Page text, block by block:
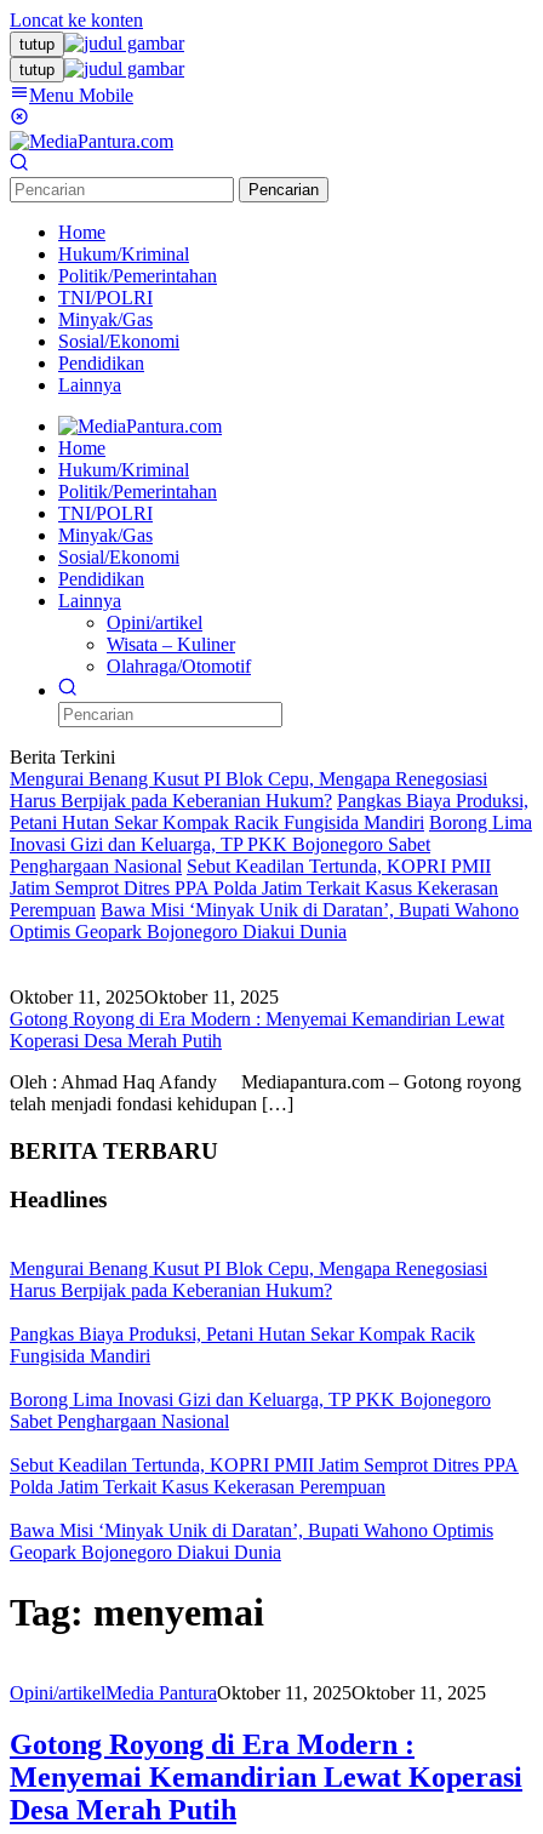
Loncat ke konten
tutup
tutup
Menu Mobile
Pencarian
Home
Hukum/Kriminal
Politik/Pemerintahan
TNI/POLRI
Minyak/Gas
Sosial/Ekonomi
Pendidikan
Lainnya
Home
Hukum/Kriminal
Politik/Pemerintahan
TNI/POLRI
Minyak/Gas
Sosial/Ekonomi
Pendidikan
Lainnya
Opini/artikel
Wisata – Kuliner
Olahraga/Otomotif
Berita Terkini
Mengurai Benang Kusut PI Blok Cepu, Mengapa Renegosiasi
Harus Berpijak pada Keberanian Hukum? Pangkas Biaya Produksi,
Petani Hutan Sekar Kompak Racik Fungisida Mandiri Borong Lima
Inovasi Gizi dan Keluarga, TP PKK Bojonegoro Sabet
Penghargaan Nasional Sebut Keadilan Tertunda, KOPRI PMII
Jatim Semprot Ditres PPA Polda Jatim Terkait Kasus Kekerasan
Perempuan Bawa Misi ‘Minyak Unik di Daratan’, Bupati Wahono
Optimis Geopark Bojonegoro Diakui Dunia
Oktober 11, 2025Oktober 11, 2025
Gotong Royong di Era Modern : Menyemai Kemandirian Lewat
Koperasi Desa Merah Putih
Oleh : Ahmad Haq Afandy Mediapantura.com – Gotong royong
telah menjadi fondasi kehidupan […]
BERITA TERBARU
Headlines
Mengurai Benang Kusut PI Blok Cepu, Mengapa Renegosiasi
Harus Berpijak pada Keberanian Hukum?
Pangkas Biaya Produksi, Petani Hutan Sekar Kompak Racik
Fungisida Mandiri
Borong Lima Inovasi Gizi dan Keluarga, TP PKK Bojonegoro
Sabet Penghargaan Nasional
Sebut Keadilan Tertunda, KOPRI PMII Jatim Semprot Ditres PPA
Polda Jatim Terkait Kasus Kekerasan Perempuan
Bawa Misi ‘Minyak Unik di Daratan’, Bupati Wahono Optimis
Geopark Bojonegoro Diakui Dunia
Tag: menyemai
Opini/artikelMedia PanturaOktober 11, 2025Oktober 11, 2025
Gotong Royong di Era Modern :
Menyemai Kemandirian Lewat Koperasi
Desa Merah Putih